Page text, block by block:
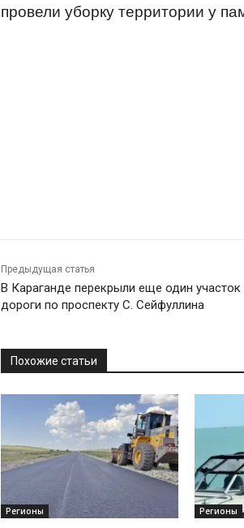
провели уборку территории у
Предыдущая статья
В Караганде перекрыли еще один участок
дороги по проспекту С. Сейфуллина
Похожие статьи
Регионы Регионы